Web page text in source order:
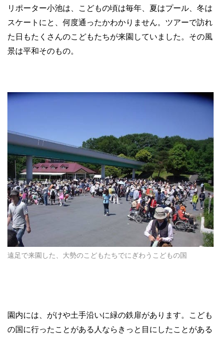
リポーター小池は、こどもの頃は毎年、夏はプール、冬は
スケートにと、何度通ったかわかりません。ツアーで訪れ
た日もたくさんのこどもたちが来園していました。その風
景は平和そのもの。
遠足で来園した、大勢のこどもたちでにぎわうこどもの国
園内には、がけや土手沿いに緑の鉄扉があります。こども
の国に行ったことがある人ならきっと目にしたことがある